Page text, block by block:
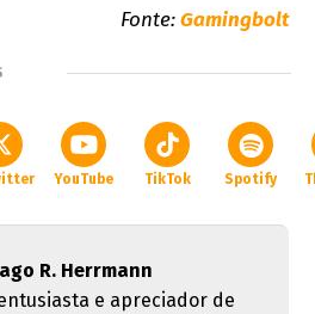
Fonte:Gamingbolt
YouTube TikTok Spotify
R. Herrmann
e apreciador de